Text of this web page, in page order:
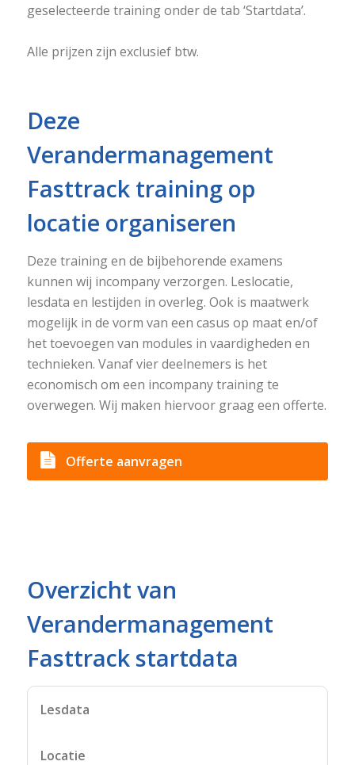
geselecteerde training onder de tab ‘Startdata’.
Alle prijzen zijn exclusief btw.
Deze
Verandermanagement
Fasttrack training op
locatie organiseren
Deze training en de bijbehorende examens
kunnen wij incompany verzorgen. Leslocatie,
lesdata en lestijden in overleg. Ook is maatwerk
mogelijk in de vorm van een casus op maat en/of
het toevoegen van modules in vaardigheden en
technieken. Vanaf vier deelnemers is het
economisch om een incompany training te
overwegen. Wij maken hiervoor graag een offerte.
Offerte aanvragen
Overzicht van
Verandermanagement
Fasttrack startdata
Lesdata
Locatie